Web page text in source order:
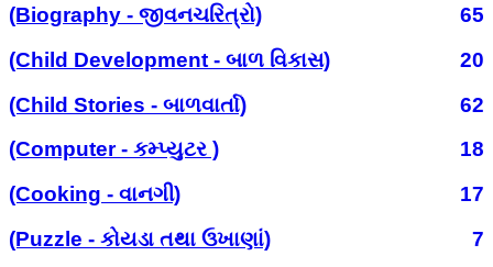
(Biography - જીવનચરિત્રો)
65
(Child Development - બાળ વિકાસ)
20
(Child Stories - બાળવાર્તા)
62
(Computer - કમ્પ્યુટર )
18
(Cooking - વાનગી)
17
(Puzzle - કોયડા તથા ઉખાણાં)
7